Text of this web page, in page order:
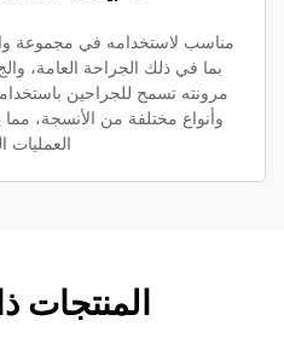
مناسب لاستخدامه في مجموعة
مرونته تسمح للجراحين
وأنواع مختلفة من الأنسجة،
العمليات
المنتجات